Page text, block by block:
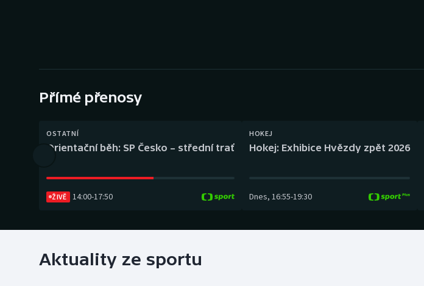
Gymnastika Plážový volejbal
Přímé přenosy
OSTATNÍ
Orientační běh: SP Česko – střední trať
ŽIVĚ 14:00-17:50
HOKEJ
Hokej: Exhibice Hvězdy zpět 2026
Dnes, 16:55-19:30
Aktuality ze sportu